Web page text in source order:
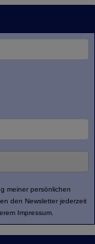
meiner persönlichen
den Newsletter jederzeit
Impressum.